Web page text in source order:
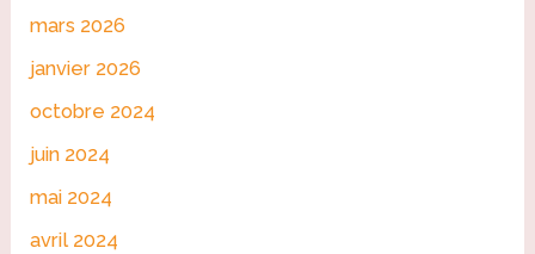
mars 2026
janvier 2026
octobre 2024
juin 2024
mai 2024
avril 2024